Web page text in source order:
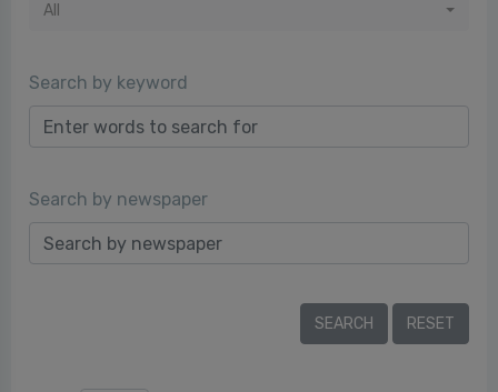
All
Search by keyword
Search by newspaper